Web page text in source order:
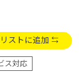
ストに追加
ス対応